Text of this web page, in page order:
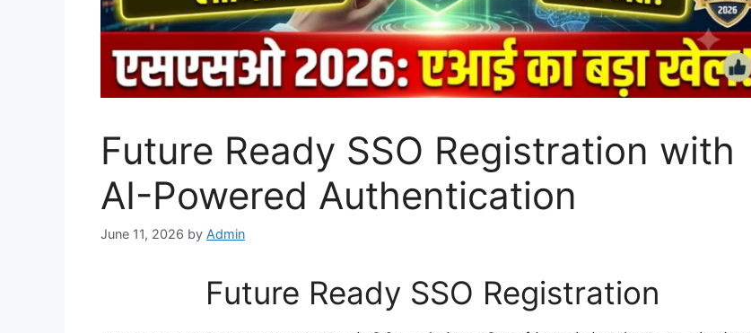
Future Ready SSO Registration with
AI-Powered Authentication
June 11, 2026 by Admin
Future Ready SSO Registration